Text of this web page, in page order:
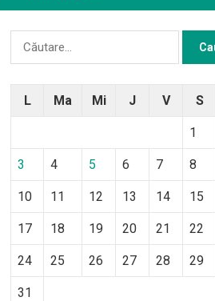
Caută
L Ma Mi J V S
1
3 4 5 6 7 8
10 11 12 13 14 15
17 18 19 20 21 22
24 25 26 27 28 29
31